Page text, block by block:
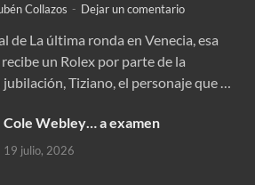
Collazos - Dejar un comentario
de La última ronda en Venecia, esa
un Rolex por parte de la
Tiziano, el personaje que …
Cole Webley… a examen
19 julio, 2026